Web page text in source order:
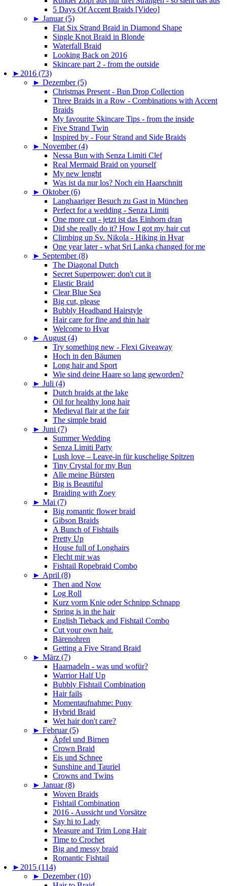
5 Days Of Accent Braids [Video]
► Januar (5)
Flat Six Strand Braid in Diamond Shape
Single Knot Braid in Blonde
Waterfall Braid
Looking Back on 2016
Skincare part 2 - from the outside
► 2016 (73)
► Dezember (5)
Christmas Present - Bun Drop Collection
Three Braids in a Row - Combinations with Accent
Braids
My favourite Skincare Tips - from the inside
Five Strand Twin
Inspired by - Four Strand and Side Braids
► November (4)
Nessa Bun with Senza Limiti Clef
Real Mermaid Braid on yourself
My new lenght
Was ist da nur los? Noch ein Haarschnitt
► Oktober (6)
Langhaariger Besuch zu Gast in München
Perfect for a wedding - Senza Limiti
One more cut - jetzt ist das Einhorn dran
Did she really do it? How I got my hair cut
Climbing up Sv. Nikola - Hiking in Hvar
One year later - what Sri Lanka changed for me
► September (8)
The Diagonal Dutch
Secret Superpower: don't cut it
Elastic Braid
Clear Blue Sea
Big cut, please
Bubbly Headband Hairstyle
Hair care for fine and thin hair
Welcome to Hvar
► August (4)
Try something new - Flexi Giveaway
Hoch in den Bäumen
Long hair and Sport
Wie sind deine Haare so lang geworden?
► Juli (4)
Dutch braids at the lake
Oil for healthy long hair
Medieval flair at the fair
The simple braid
► Juni (7)
Summer Wedding
Senza Limiti Party
Lush love – Leave-in für kuschelige Spitzen
Tiny Crystal for my Bun
Alle meine Bürsten
Big is Beautiful
Braiding with Zoey
► Mai (7)
Big romantic flower braid
Gibson Braids
A Bunch of Fishtails
Pretty Up
House full of Longhairs
Flecht mir was
Fishtail Ropebraid Combo
► April (8)
Then and Now
Log Roll
Kurz vorm Knie oder Schnipp Schnapp
Spring is in the hair
English Tieback and Fishtail Combo
Cut your own hair.
Bärenohren
Getting a Five Strand Braid
► März (7)
Haarnadeln - was und wofür?
Warrior Half Up
Bubbly Fishtail Combination
Hair fails
Momentaufnahme: Pony
Hybrid Braid
Wet hair don't care?
► Februar (5)
Äpfel und Birnen
Crown Braid
Eis und Schnee
Sunshine and Tauriel
Crowns and Twins
► Januar (8)
Woven Braids
Fishtail Combination
2016 - Aussicht und Vorsätze
Say hi to Lady
Measure and Trim Long Hair
Time to Crochet
Big and messy braid
Romantic Fishtail
► 2015 (114)
► Dezember (10)